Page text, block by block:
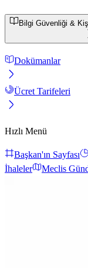
Bilgi Güvenliği &
Dokümanlar
Ücret Tarifeleri
Hızlı Menü
Başkan'ın Sayfası
İhaleler
Meclis